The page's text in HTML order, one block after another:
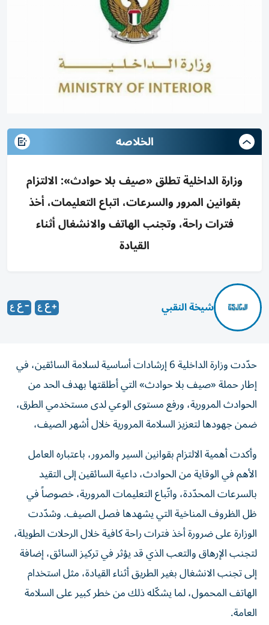
الخلاصه
وزارة الداخلية تطلق «صيف بلا حوادث»: الالتزام
بقوانين المرور والسرعات، اتباع التعليمات، أخذ
فترات راحة، وتجنب الهاتف والانشغال أثناء
القيادة
شيخة النقبي
حدّدت وزارة الداخلية 6 إرشادات أساسية لسلامة السائقين، في
إطار حملة «صيف بلا حوادث» التي أطلقتها بهدف الحد من
الحوادث المرورية، ورفع مستوى الوعي لدى مستخدمي الطرق،
ضمن جهودها لتعزيز السلامة المرورية خلال أشهر الصيف،
وأكدت أهمية الالتزام بقوانين السير والمرور، باعتباره العامل
الأهم في الوقاية من الحوادث، داعية السائقين إلى التقيد
بالسرعات المحدّدة، واتّباع التعليمات المرورية، خصوصاً في
ظل الظروف المناخية التي يشهدها فصل الصيف. وشدّدت
الوزارة على ضرورة أخذ فترات راحة كافية خلال الرحلات الطويلة،
لتجنب الإرهاق والتعب الذي قد يؤثر في تركيز السائق، إضافة
إلى تجنب الانشغال بغير الطريق أثناء القيادة، مثل استخدام
الهاتف المحمول، لما يشكّله ذلك من خطر كبير على السلامة
العامة.